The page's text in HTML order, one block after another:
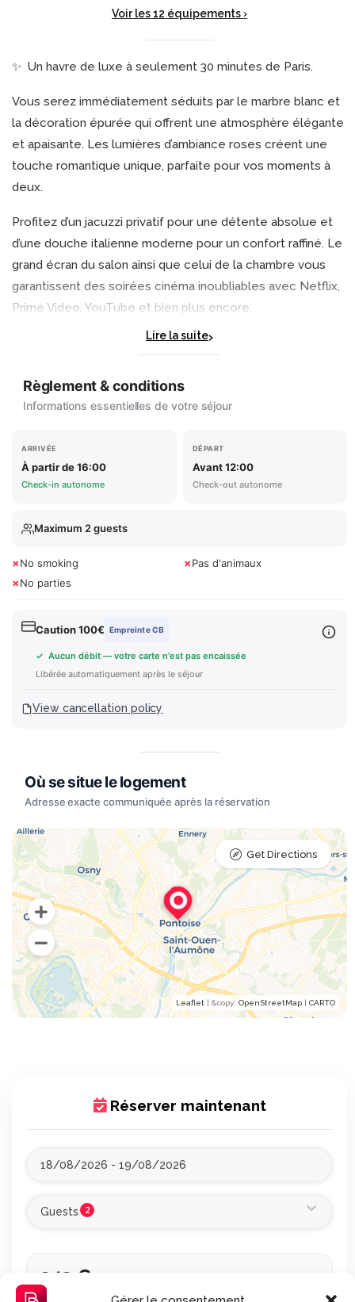
Voir les 12 équipements ›
✨ Un havre de luxe à seulement 30 minutes de Paris.
Vous serez immédiatement séduits par le marbre blanc et
la décoration épurée qui offrent une atmosphère élégante
et apaisante. Les lumières d’ambiance roses créent une
touche romantique unique, parfaite pour vos moments à
deux.
Profitez d’un jacuzzi privatif pour une détente absolue et
d’une douche italienne moderne pour un confort raffiné. Le
grand écran du salon ainsi que celui de la chambre vous
garantissent des soirées cinéma inoubliables avec Netflix,
Prime Video, YouTube et bien plus encore.
La cuisine entièrement équipée et son coin repas intime
toute complicité. Le Wi-Fi haut débit est inclus pour rester
connecté sans contrainte. Cette suite est l’adresse idéale
alliant confort, prestige et raffinement.
Lire la suite
Règlement & conditions
Informations essentielles de votre séjour
ARRIVÉE
À partir de 16:00
Check-in autonome
DÉPART
Avant 12:00
Check-out autonome
Maximum 2 guests
×No smoking ×Pas d'animaux
×No parties
Caution 100€ Empreinte CB
✓ Aucun débit — votre carte n'est pas encaissée
Libérée automatiquement après le séjour
View cancellation policy
Leaflet | &​copy; OpenStreetMap | CARTO
Get Directions
Réserver maintenant
Guests 2
242 €